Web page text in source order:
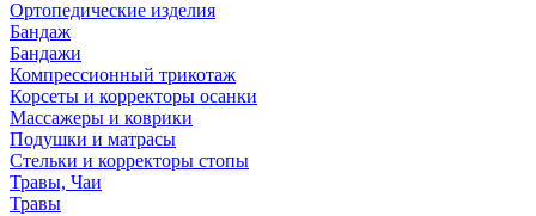
Ортопедические изделия
Бандаж
Бандажи
Компрессионный трикотаж
Корсеты и корректоры осанки
Массажеры и коврики
Подушки и матрасы
Стельки и корректоры стопы
Травы, Чаи
Травы